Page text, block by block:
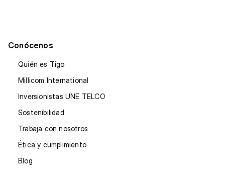
Conócenos
Quién es Tigo
Millicom International
Inversionistas UNE TELCO
Sostenibilidad
Trabaja con nosotros
Ética y cumplimiento
Blog